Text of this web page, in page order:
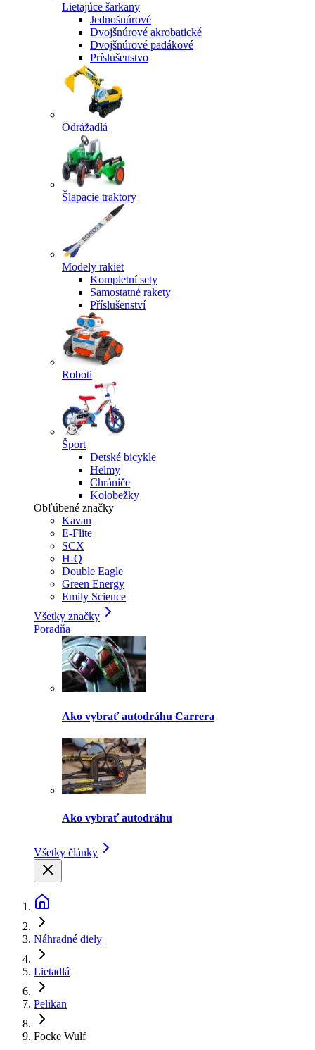
Lietajúce šarkany
Jednošnúrové
Dvojšnúrové akrobatické
Dvojšnúrové padákové
Príslušenstvo
Odrážadlá
Šlapacie traktory
Modely rakiet
Kompletní sety
Samostatné rakety
Příslušenství
Roboti
Šport
Detské bicykle
Helmy
Chrániče
Kolobežky
Obľúbené značky
Kavan
E-Flite
SCX
H-Q
Double Eagle
Green Energy
Emily Science
Všetky značky
Poradňa
Ako vybrať autodráhu Carrera
Ako vybrať autodráhu
Všetky články
Náhradné diely
Lietadlá
Pelikan
Focke Wulf